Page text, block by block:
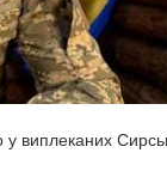
у виплеканих